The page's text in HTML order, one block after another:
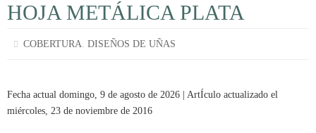
HOJA METÁLICA PLATA
COBERTURA,DISEÑOS DE UÑAS
Fecha actual domingo, 9 de agosto de 2026 | ArtÍculo actualizado el
miércoles, 23 de noviembre de 2016